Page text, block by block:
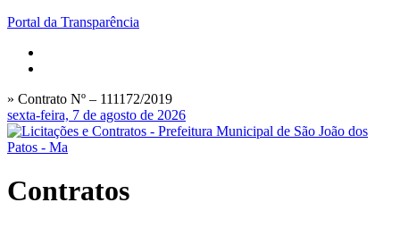
Portal da Transparência
» Contrato Nº – 111172/2019
sexta-feira, 7 de agosto de 2026
Contratos